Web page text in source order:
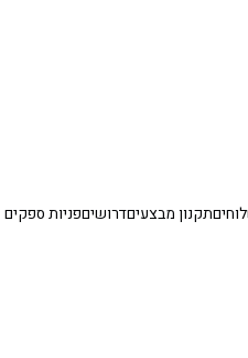
תקנון מבצעיםדרושיםפניות ספקים